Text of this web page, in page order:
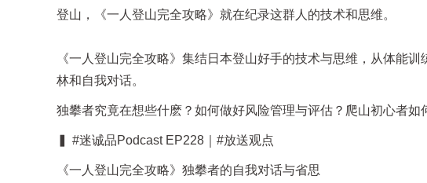
登山，《一人登山完全攻略》就在纪录这群人的技术和思维。
《一人登山完全攻略》集结日本登山好手的技术与思维，从体能
林和自我对话。
独攀者究竟在想些什麽？如何做好风险管理与评估？爬山初心者
▍ #迷诚品Podcast EP228｜#放送观点
《一人登山完全攻略》独攀者的自我对话与省思